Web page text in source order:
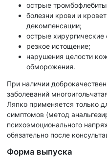
острые
болезни крови и
декомпенсации;
острые хирургические
резкое истощение;
нарушения целости
обморожения.
При наличии
заболеваний
Ляпко применяется только
симптомов (метод
психоэмоционального
обязательно после
Форма выпуска